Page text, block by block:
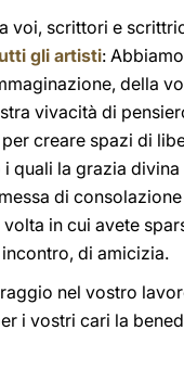
voi, scrittori e
gli artisti:
della
vivacità di
creare spazi di
quali la grazia
di
in cui avete
di amicizia.
nel vostro
i vostri cari la